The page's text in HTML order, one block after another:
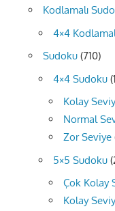
Kodlamalı
4×4
Sudoku (710)
4×4 Sudoku
Kolay
Normal
Zor Seviye
5×5 Sudoku
Çok Kolay
Kolay